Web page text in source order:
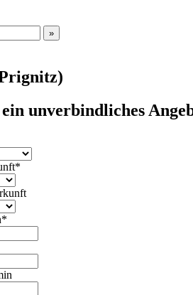
unverbindliches
*
*